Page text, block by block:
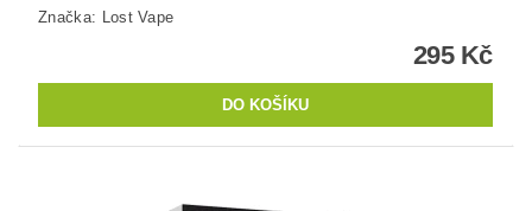
Značka: Lost Vape
295 Kč